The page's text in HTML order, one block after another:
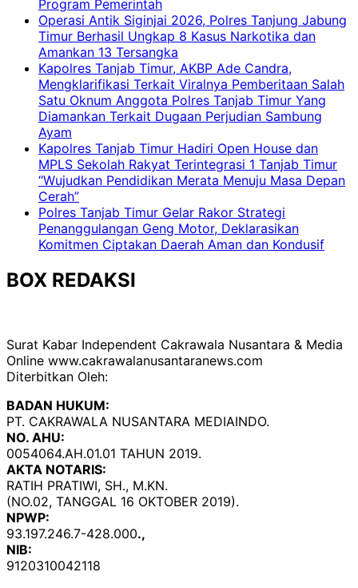
Program Pemerintah
Operasi Antik Siginjai 2026, Polres Tanjung Jabung
Timur Berhasil Ungkap 8 Kasus Narkotika dan
Amankan 13 Tersangka
Kapolres Tanjab Timur, AKBP Ade Candra,
Mengklarifikasi Terkait Viralnya Pemberitaan Salah
Satu Oknum Anggota Polres Tanjab Timur Yang
Diamankan Terkait Dugaan Perjudian Sambung
Ayam
Kapolres Tanjab Timur Hadiri Open House dan
MPLS Sekolah Rakyat Terintegrasi 1 Tanjab Timur
“Wujudkan Pendidikan Merata Menuju Masa Depan
Cerah”
Polres Tanjab Timur Gelar Rakor Strategi
Penanggulangan Geng Motor, Deklarasikan
Komitmen Ciptakan Daerah Aman dan Kondusif
BOX REDAKSI
Surat Kabar Independent Cakrawala Nusantara & Media
Online www.cakrawalanusantaranews.com
Diterbitkan Oleh:
BADAN HUKUM:
PT. CAKRAWALA NUSANTARA MEDIAINDO.
NO. AHU:
0054064.AH.01.01 TAHUN 2019.
AKTA NOTARIS:
RATIH PRATIWI, SH., M.KN.
(NO.02, TANGGAL 16 OKTOBER 2019).
NPWP:
93.197.246.7-428.000.,
NIB:
9120310042118